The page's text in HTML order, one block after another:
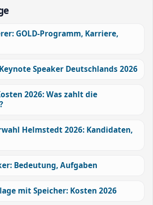
GOLD-Programm, Karriere,
Speaker Deutschlands 2026
2026: Was zahlt die
Helmstedt 2026: Kandidaten,
Bedeutung, Aufgaben
mit Speicher: Kosten 2026